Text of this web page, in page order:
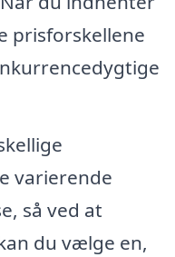
prisforskellene
varierende
så ved at
du vælge en,